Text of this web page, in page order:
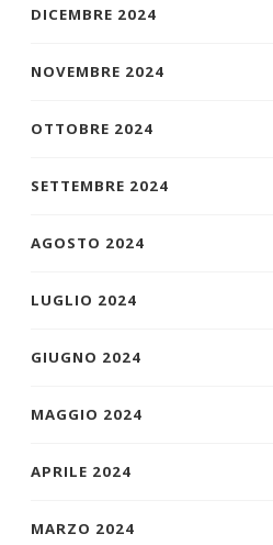
DICEMBRE 2024
NOVEMBRE 2024
OTTOBRE 2024
SETTEMBRE 2024
AGOSTO 2024
LUGLIO 2024
GIUGNO 2024
MAGGIO 2024
APRILE 2024
MARZO 2024